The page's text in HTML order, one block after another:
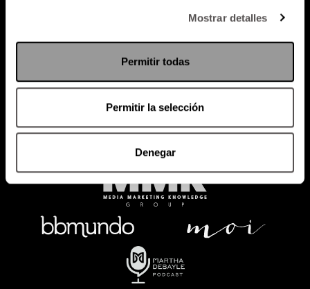
Mostrar detalles
Permitir todas
Permitir la selección
Denegar
Política de Privacidad
PODCAST RADIO MARTHA EVENTOS
SACA TU ID